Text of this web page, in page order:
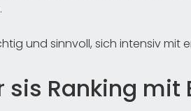
und sinnvoll, sich intensiv mit
sis Ranking mit